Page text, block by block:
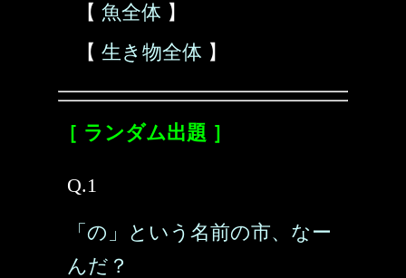
【 魚全体 】
【 生き物全体 】
［ ランダム出題 ］
Q.1
「の」という名前の市、なー
んだ？